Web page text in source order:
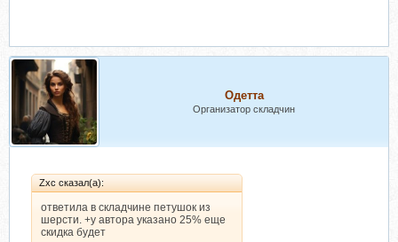
Одетта
Организатор складчин
Zxc сказал(а):
ответила в складчине петушок из
шерсти. +у автора указано 25% еще
скидка будет